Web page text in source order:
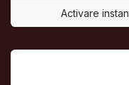
Activare